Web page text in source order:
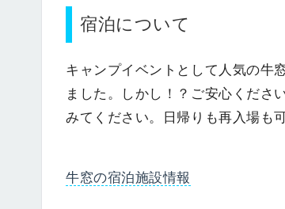
宿泊について
キャンプイベントとして人気の牛
ました。しかし！？ご安心くださ
みてください。日帰りも再入場も
牛窓の宿泊施設情報